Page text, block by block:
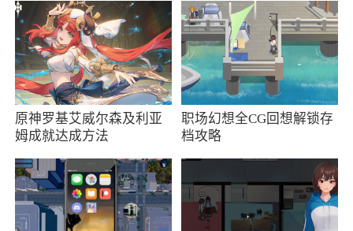
种不同的冒险关卡等你挑选，难度越高的关卡顺
利通过后获得的奖励也就越多，更有上百种不同
的外观皮肤等你解锁，操作简单的精品飞行射击
游戏
原神罗基艾威尔森及利亚
姆成就达成方法
职场幻想全CG回想解锁存
档攻略